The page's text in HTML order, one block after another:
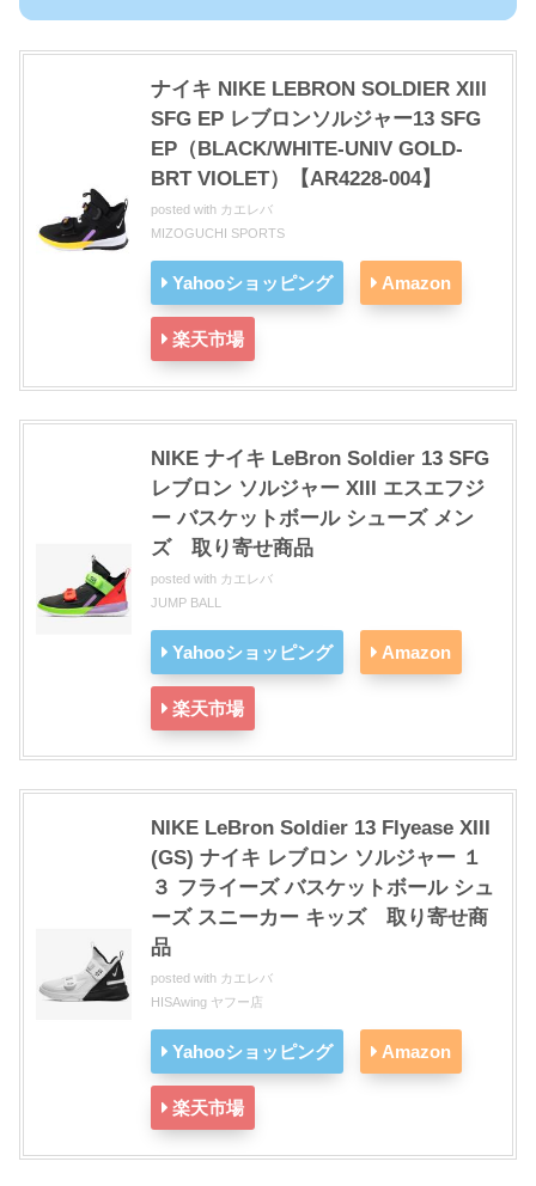
ナイキ NIKE LEBRON SOLDIER XIII
SFG EP レブロンソルジャー13 SFG
EP（BLACK/WHITE-UNIV GOLD-
BRT VIOLET）【AR4228-004】
posted with カエレバ
MIZOGUCHI SPORTS
Yahooショッピング Amazon
楽天市場
NIKE ナイキ LeBron Soldier 13 SFG
レブロン ソルジャー XIII エスエフジ
ー バスケットボール シューズ メン
ズ 取り寄せ商品
posted with カエレバ
JUMP BALL
Yahooショッピング Amazon
楽天市場
NIKE LeBron Soldier 13 Flyease XIII
(GS) ナイキ レブロン ソルジャー １
３ フライーズ バスケットボール シュ
ーズ スニーカー キッズ 取り寄せ商
品
posted with カエレバ
HISAwing ヤフー店
Yahooショッピング Amazon
楽天市場